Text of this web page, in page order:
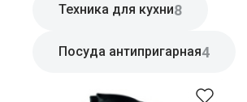
Техника для кухни8
Посуда антипригарная4